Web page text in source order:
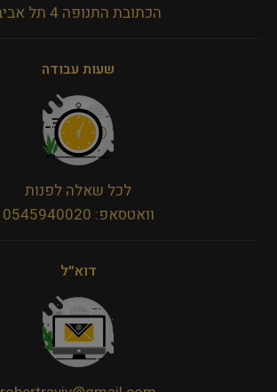
הכתובת התנופה 4 תל אביב
שעות עבודה
לכל שאלה לפנות
וואטסאפ: 0545940020
דוא״ל